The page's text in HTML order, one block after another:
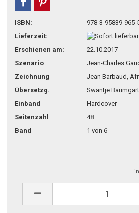
teilen
ISBN:
978-3-95839-965-
Lieferzeit:
Erschienen am:
22.10.2017
Szenario
Jean-Charles
Zeichnung
Jean Barbaud,
Übersetzg.
Swantje Baumgart
Einband
Hardcover
Seitenzahl
48
Band
1 von 6